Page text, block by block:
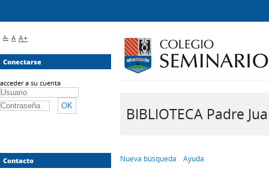
BIBLIOTECA Padre
Nueva búsqueda Ayuda
A- A A+
Conectarse
acceder a su cuenta
Contacto